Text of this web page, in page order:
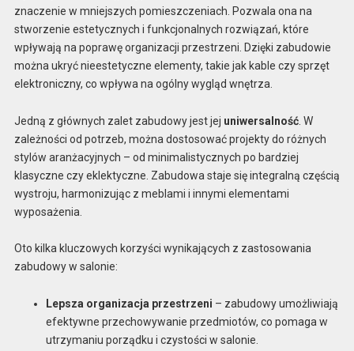
znaczenie w mniejszych pomieszczeniach. Pozwala ona na
stworzenie estetycznych i funkcjonalnych rozwiązań, które
wpływają na poprawę organizacji przestrzeni. Dzięki zabudowie
można ukryć nieestetyczne elementy, takie jak kable czy sprzęt
elektroniczny, co wpływa na ogólny wygląd wnętrza.
Jedną z głównych zalet zabudowy jest jej uniwersalność. W
zależności od potrzeb, można dostosować projekty do różnych
stylów aranżacyjnych – od minimalistycznych po bardziej
klasyczne czy eklektyczne. Zabudowa staje się integralną częścią
wystroju, harmonizując z meblami i innymi elementami
wyposażenia.
Oto kilka kluczowych korzyści wynikających z zastosowania
zabudowy w salonie:
Lepsza organizacja przestrzeni – zabudowy umożliwiają
efektywne przechowywanie przedmiotów, co pomaga w
utrzymaniu porządku i czystości w salonie.